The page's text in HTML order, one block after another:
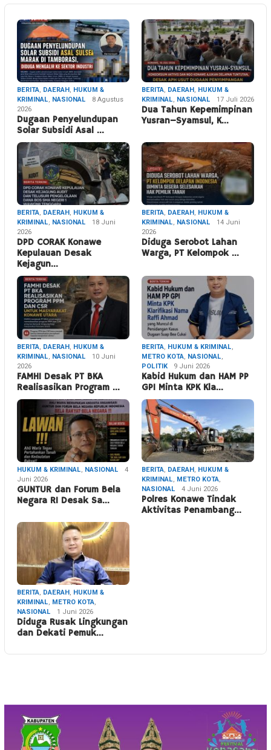
BERITA, DAERAH, HUKUM &
KRIMINAL, NASIONAL
8 Agustus
2026
Dugaan Penyelundupan
Solar Subsidi Asal …
BERITA, DAERAH, HUKUM &
KRIMINAL, NASIONAL 17 Juli 2026
Dua Tahun Kepemimpinan
Yusran–Syamsul, K…
BERITA, DAERAH, HUKUM &
KRIMINAL, NASIONAL
18 Juni
2026
DPD CORAK Konawe
Kepulauan Desak
Kejagun…
BERITA, DAERAH, HUKUM &
KRIMINAL, NASIONAL
14 Juni
2026
Diduga Serobot Lahan
Warga, PT Kelompok …
BERITA, DAERAH, HUKUM &
KRIMINAL, NASIONAL
10 Juni
2026
FAMHI Desak PT BKA
Realisasikan Program …
BERITA, HUKUM & KRIMINAL,
METRO KOTA, NASIONAL,
POLITIK
9 Juni 2026
Kabid Hukum dan HAM PP
GPI Minta KPK Kla…
HUKUM & KRIMINAL, NASIONAL
4
Juni 2026
GUNTUR dan Forum Bela
Negara RI Desak Sa…
BERITA, DAERAH, HUKUM &
KRIMINAL, METRO KOTA,
NASIONAL
4 Juni 2026
Polres Konawe Tindak
Aktivitas Penambang…
BERITA, DAERAH, HUKUM &
KRIMINAL, METRO KOTA,
NASIONAL
1 Juni 2026
Diduga Rusak Lingkungan
dan Dekati Pemuk…